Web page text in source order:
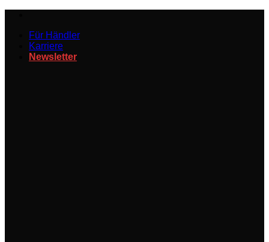
springenFür Händler
Karriere
Newsletter